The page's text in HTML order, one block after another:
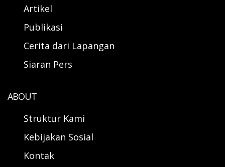
Artikel
Publikasi
Cerita dari Lapangan
Siaran Pers
ABOUT
Struktur Kami
Kebijakan Sosial
Kontak